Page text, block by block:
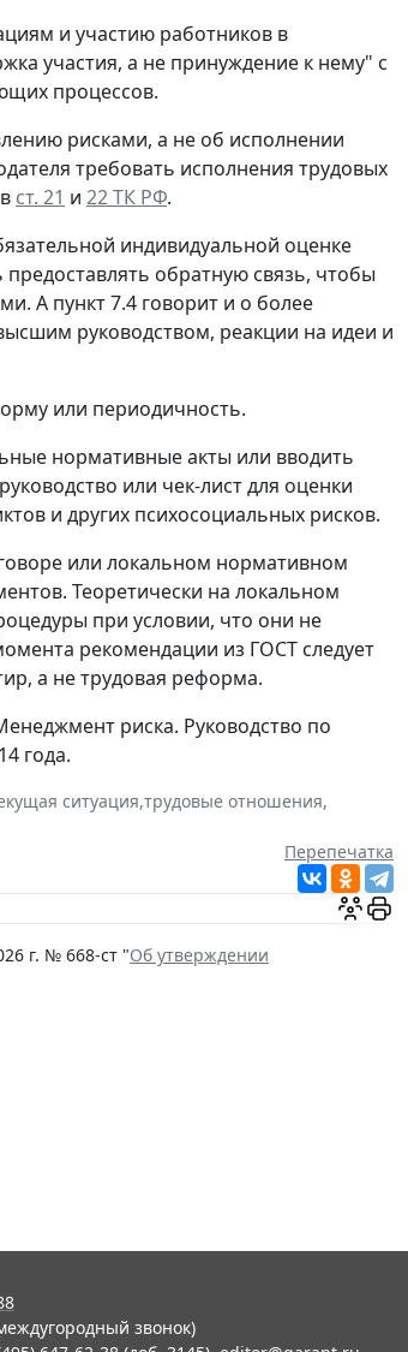
и участию работников в
участия, а не принуждение к нему" с
процессов.
рисками, а не об исполнении
требовать исполнения трудовых
ст. 21 и 22 ТК РФ.
индивидуальной оценке
обратную связь, чтобы
А пункт 7.4 говорит и о более
руководством, реакции на идеи и
или периодичность.
нормативные акты или вводить
или чек-лист для оценки
и других психосоциальных рисков.
или локальном нормативном
Теоретически на локальном
при условии, что они не
рекомендации из ГОСТ следует
а не трудовая реформа.
риска. Руководство по
года.
ситуация,трудовые отношения,
Перепечатка
г. № 668-ст "Об утверждении
звонок)